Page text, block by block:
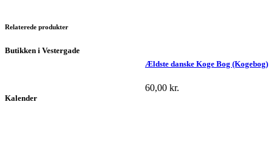
Relaterede produkter
Ældste danske Koge Bog (Kogebog)
60,00 kr.
Butikken i Vestergade
Kalender